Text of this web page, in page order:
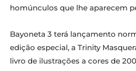
homúnculos que lhe aparecem
Bayoneta 3 terá lançamento
edição especial, a Trinity
livro de ilustrações a cores de